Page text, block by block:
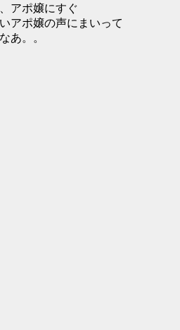
アポ嬢にすぐ
アポ嬢の声にまいって
あ。。